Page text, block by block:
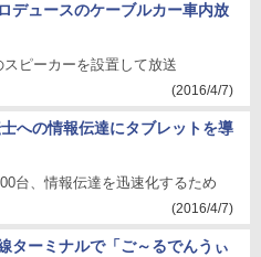
デュースのケーブルカー車内放
ピーカーを設置して放送
(2016/4/7)
への情報伝達にタブレットを導
台、情報伝達を迅速化するため
(2016/4/7)
ターミナルで「ご～るでんうぃ